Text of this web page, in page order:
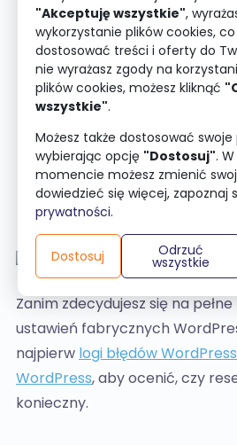
"Akceptuję wszystkie",
wykorzystanie plików cookies,
dostosować treści i oferty do
nie wyrażasz zgody na
plików cookies, możesz kliknąć
wszystkie".
Możesz także dostosować
wybierając opcję "Dostosuj".
momencie możesz zmienić
dowiedzieć się więcej, zapoznaj
prywatności.
Dostosuj Odrzuć
wszystkie
systemowe, bez usuwania
Głęboki reset–
WordPress: usunięcie
i konfiguracji. Przywrócenie
do czystego stanu i ponowna
Pełny reset – usunięcie bazy
plików i reinstalacja od zera.
WordPress odbywa się
lub zupełnie od nowa.
Zanim zdecydujesz się na
ustawień fabrycznych
najpierw logi błędów WordPress
WordPress, aby ocenić, czy
konieczny.